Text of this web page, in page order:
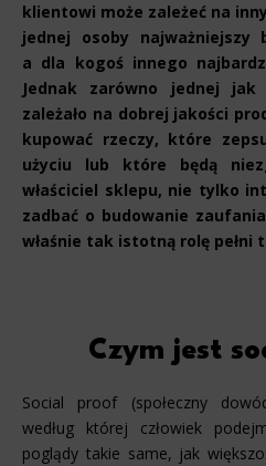
klientowi może zależeć na
jednej osoby najważniejszy
a dla kogoś innego
Jednak zarówno jednej
zależało na dobrej jakości
kupować rzeczy, które
użyciu lub które będą
właściciel sklepu, nie tylko
zadbać o budowanie
właśnie tak istotną rolę pełni
Czym jest
Social proof (społeczny
według której człowiek
poglądy takie same, jak